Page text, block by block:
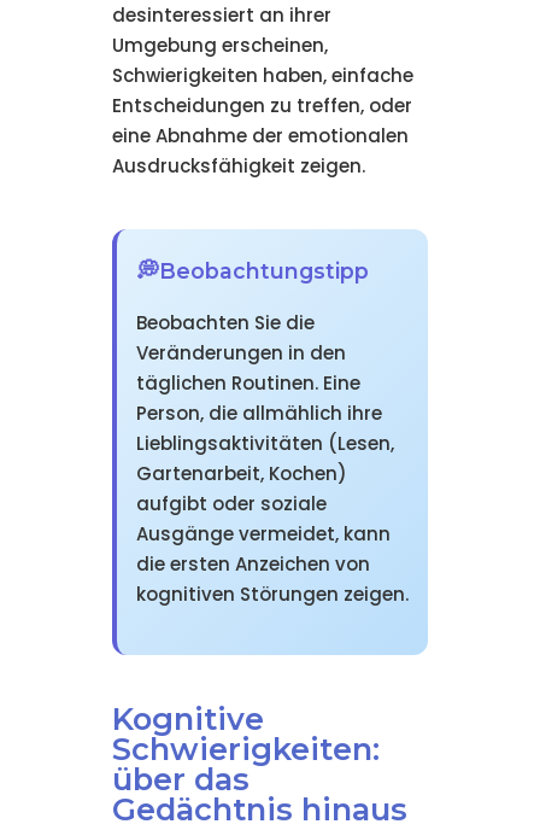
desinteressiert an ihrer
Umgebung erscheinen,
Schwierigkeiten haben, einfache
Entscheidungen zu treffen, oder
eine Abnahme der emotionalen
Ausdrucksfähigkeit zeigen.
Beobachtungstipp
Beobachten Sie die
Veränderungen in den
täglichen Routinen. Eine
Person, die allmählich ihre
Lieblingsaktivitäten (Lesen,
Gartenarbeit, Kochen)
aufgibt oder soziale
Ausgänge vermeidet, kann
die ersten Anzeichen von
kognitiven Störungen zeigen.
Kognitive
Schwierigkeiten:
über das
Gedächtnis hinaus